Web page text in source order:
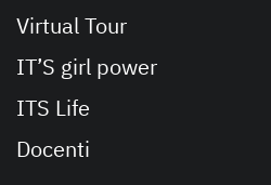
Virtual Tour
IT’S girl power
ITS Life
Docenti